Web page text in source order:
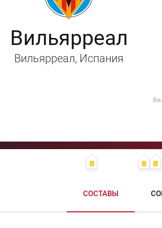
Вильярреал
Вильярреал, Испания
СОСТАВЫ